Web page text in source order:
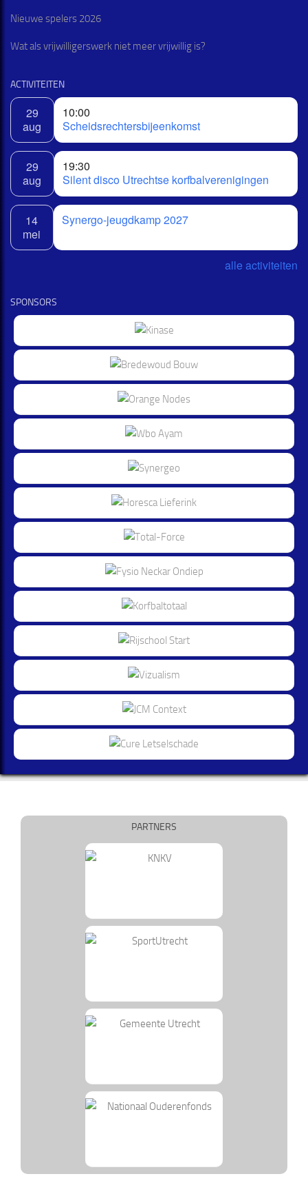
Nieuwe spelers 2026
Wat als vrijwilligerswerk niet meer vrijwillig is?
ACTIVITEITEN
29
aug
10:00
Scheidsrechtersbijeenkomst
29
aug
19:30
Silent disco Utrechtse korfbalverenigingen
14
mei
Synergo-jeugdkamp 2027
alle activiteiten
SPONSORS
PARTNERS